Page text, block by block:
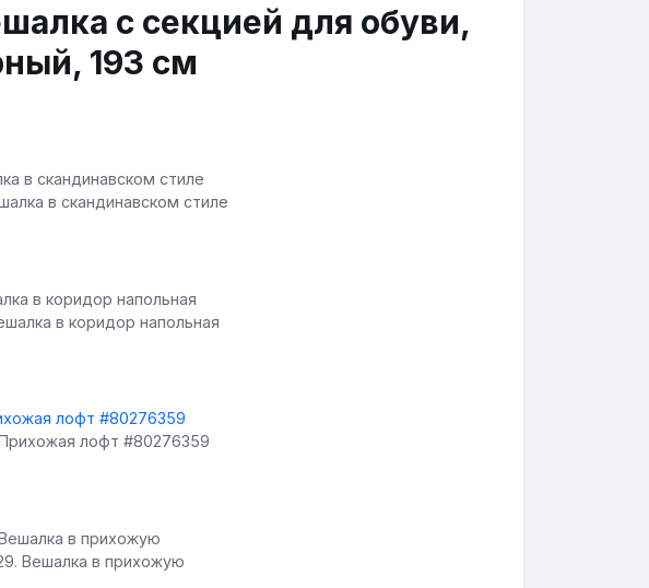
с секцией для обуви,
193 см
в скандинавском стиле
в коридор напольная
лофт #80276359
Вешалка в прихожую